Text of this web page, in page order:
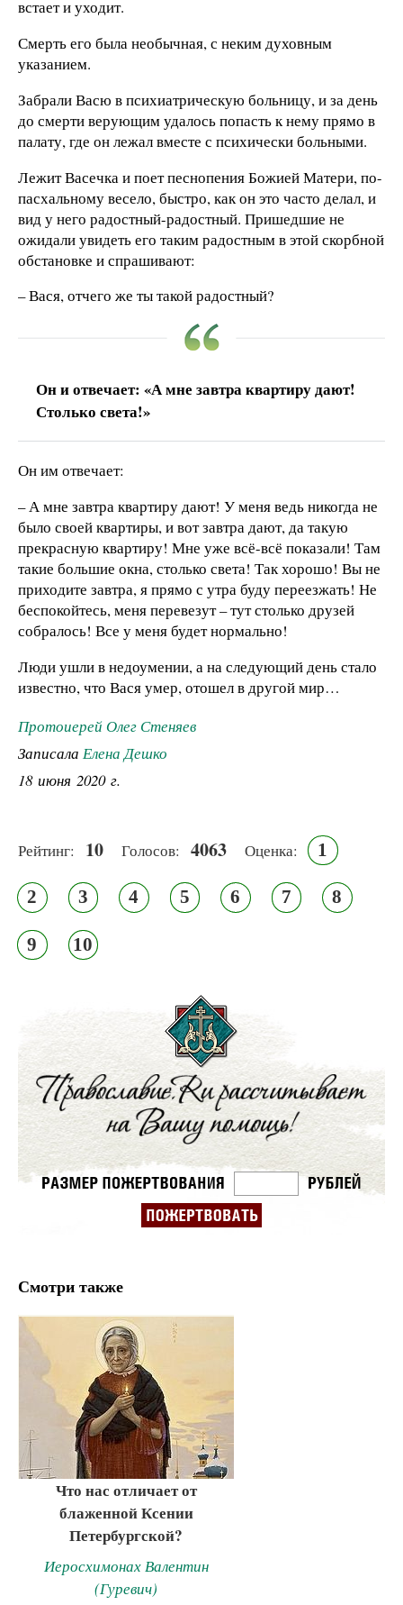
встает и уходит.
Смерть его была необычная, с неким духовным
указанием.
Забрали Васю в психиатрическую больницу, и за день
до смерти верующим удалось попасть к нему прямо в
палату, где он лежал вместе с психически больными.
Лежит Васечка и поет песнопения Божией Матери, по-
пасхальному весело, быстро, как он это часто делал, и
вид у него радостный-радостный. Пришедшие не
ожидали увидеть его таким радостным в этой скорбной
обстановке и спрашивают:
– Вася, отчего же ты такой радостный?
Он и отвечает: «А мне завтра квартиру дают!
Столько света!»
Он им отвечает:
– А мне завтра квартиру дают! У меня ведь никогда не
было своей квартиры, и вот завтра дают, да такую
прекрасную квартиру! Мне уже всё-всё показали! Там
такие большие окна, столько света! Так хорошо! Вы не
приходите завтра, я прямо с утра буду переезжать! Не
беспокойтесь, меня перевезут – тут столько друзей
собралось! Все у меня будет нормально!
Люди ушли в недоумении, а на следующий день стало
известно, что Вася умер, отошел в другой мир…
Протоиерей Олег Стеняев
Записала Елена Дешко
18 июня 2020 г.
Рейтинг: 10 Голосов: 4063 Оценка: 1
2 3 4 5 6 7 8
9 10
Смотри также
Что нас отличает от
блаженной Ксении
Петербургской?
Иеросхимонах Валентин
(Гуревич)